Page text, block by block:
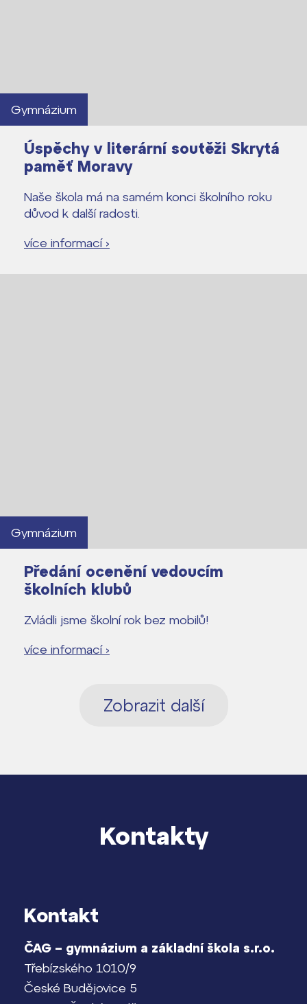
Gymnázium
Úspěchy v literární soutěži Skrytá
paměť Moravy
Naše škola má na samém konci školního roku
důvod k další radosti.
více informací ›
Gymnázium
Předání ocenění vedoucím
školních klubů
Zvládli jsme školní rok bez mobilů!
více informací ›
Zobrazit další
Kontakt
Kontakty
Kontakt
ČAG – gymnázium a základní škola s.r.o.
Třebízského 1010/9
České Budějovice 5